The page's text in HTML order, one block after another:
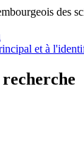
des
et à